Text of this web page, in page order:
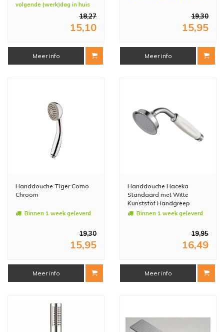
volgende (werk)dag in huis
18,27
15,10
Meer info
19,30
15,95
Meer info
Handdouche Tiger Como
Chroom
Binnen 1 week geleverd
19,30
15,95
Meer info
Handdouche Haceka
Standaard met Witte
Kunststof Handgreep
Binnen 1 week geleverd
19,95
16,49
Meer info